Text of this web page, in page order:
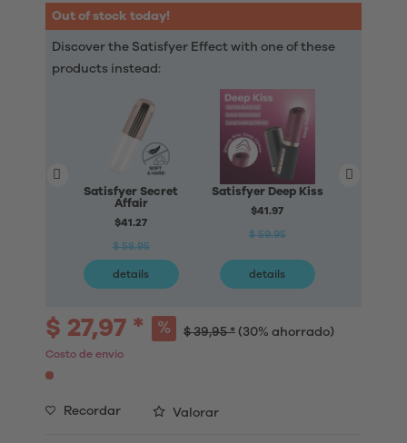
Out of stock today!
Discover the Satisfyer Effect with one of these
products instead:
Satisfyer Secret
Affair
$41.27
$ 58.95
details
Satisfyer Deep Kiss
$41.97
$ 59.95
details
$ 27,97 * $ 39,95 * (30% ahorrado)
Costo de envio
Recordar Valorar